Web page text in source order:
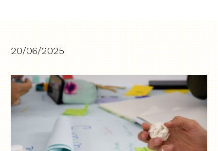
20/06/2025